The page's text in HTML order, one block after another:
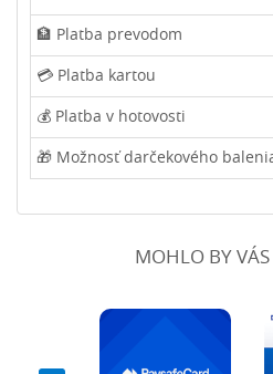
🏦 Platba prevodom
💳 Platba kartou
💰 Platba v hotovosti
🎁 Možnosť darčekového
MOHLO BY